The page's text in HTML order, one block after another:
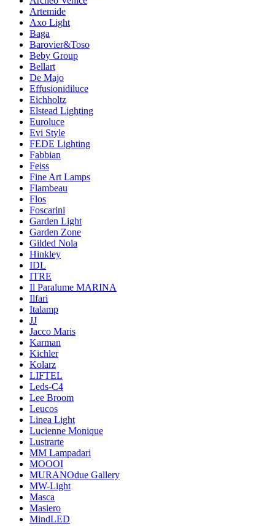
Artemide
Axo Light
Baga
Barovier&Toso
Beby Group
Bellart
De Majo
Effusionidiluce
Eichholtz
Elstead Lighting
Euroluce
Evi Style
FEDE Lighting
Fabbian
Feiss
Fine Art Lamps
Flambeau
Flos
Foscarini
Garden Light
Garden Zone
Gilded Nola
Hinkley
IDL
ITRE
Il Paralume MARINA
Ilfari
Italamp
JJ
Jacco Maris
Karman
Kichler
Kolarz
LIFTEL
Leds-C4
Lee Broom
Leucos
Linea Light
Lucienne Monique
Lustrarte
MM Lampadari
MOOOI
MURANOdue Gallery
MW-Light
Masca
Masiero
MindLED